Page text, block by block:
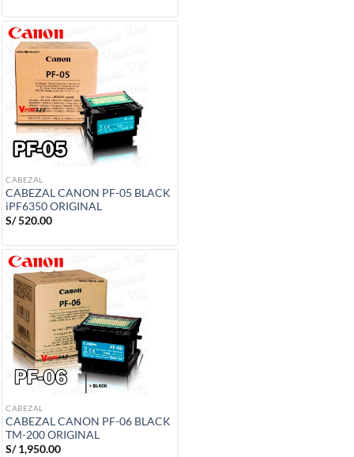
CABEZAL
CABEZAL CANON PF-05 BLACK
iPF6350 ORIGINAL
S/520.00
CABEZAL
CABEZAL CANON PF-06 BLACK
TM-200 ORIGINAL
S/1,950.00